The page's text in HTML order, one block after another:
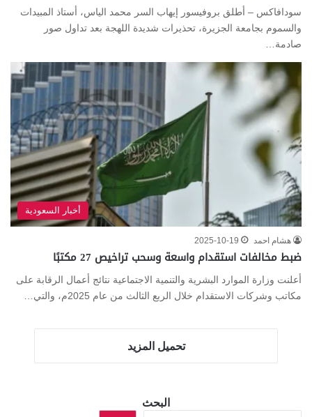
سودافاكس – أطلق بروفيسور إيهاب السر محمد الياس، أستاذ المبيدات
والسموم بجامعة الجزيرة، تحذيرات شديدة اللهجة بعد تداول صور
صادمة…
أخبار السعودية
هشام احمد 2025-10-19
ضبط مخالفات استقدام واسعة وسحب تراخيص 27 مكتبًا
أعلنت وزارة الموارد البشرية والتنمية الاجتماعية نتائج أعمال الرقابة على
مكاتب وشركات الاستقدام خلال الربع الثالث من عام 2025م، والتي…
تحميل المزيد
البحث